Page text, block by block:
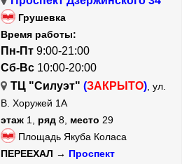
Грушевка
Время работы:
Пн-Пт 9:00-21:00
Сб-Вс 10:00-20:00
ТЦ "Силуэт" (ЗАКРЫТО), ул.
В. Хоружей 1А
этаж 1, ряд 8, место 29
Площадь Якуба Коласа
ПЕРЕЕХАЛ → Проспект